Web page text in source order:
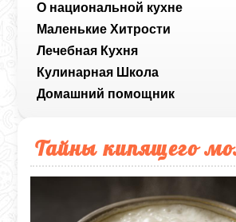
О национальной кухне
Маленькие Хитрости
Лечебная Кухня
Кулинарная Школа
Домашний помощник
Тайны кипящего